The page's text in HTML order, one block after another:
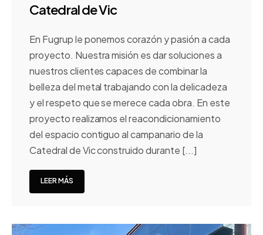
Catedral de Vic
En Fugrup le ponemos corazón y pasión a cada
proyecto. Nuestra misión es dar soluciones a
nuestros clientes capaces de combinar la
belleza del metal trabajando con la delicadeza
y el respeto que se merece cada obra. En este
proyecto realizamos el reacondicionamiento
del espacio contiguo al campanario de la
Catedral de Vic construido durante [...]
LEER MÁS